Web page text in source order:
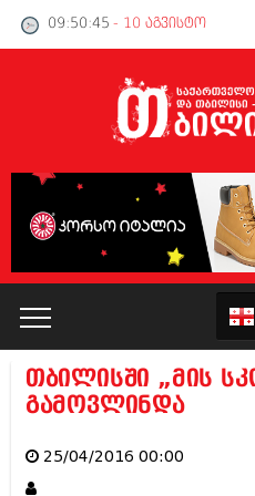
09:50:45 - 10 აგვისტო
კატალოგი
თბილისში „მის
გამოვლინდა
25/04/2016 00:00